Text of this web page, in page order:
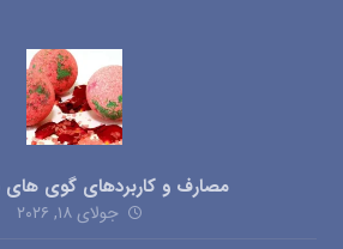
مصارف و کاربردهای گوی
جولای ۱۸, ۲۰۲۶